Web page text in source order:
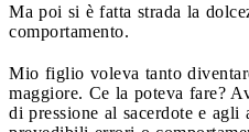
Ma poi si è fatta strada la
comportamento.
Mio figlio voleva tanto
maggiore. Ce la poteva fare?
di pressione al sacerdote e